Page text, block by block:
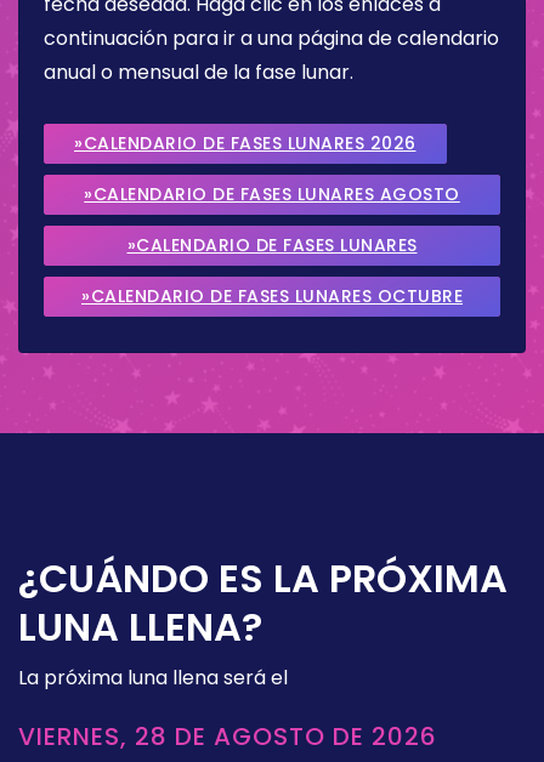
continuación para ir a una página de calendario
anual o mensual de la fase lunar.
»CALENDARIO DE FASES LUNARES 2026
»CALENDARIO DE FASES LUNARES AGOSTO
2026
»CALENDARIO DE FASES LUNARES
SEPTIEMBRE 2026
»CALENDARIO DE FASES LUNARES OCTUBRE
¿CUÁNDO ES LA PRÓXIMA
LUNA LLENA?
La próxima luna llena será el
VIERNES, 28 DE AGOSTO DE 2026